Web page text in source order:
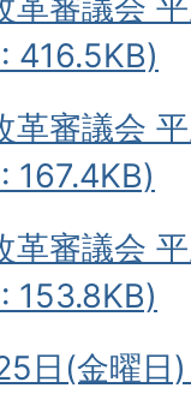
416.5KB)
革審議会
167.4KB)
革審議会
153.8KB)
日(金曜日